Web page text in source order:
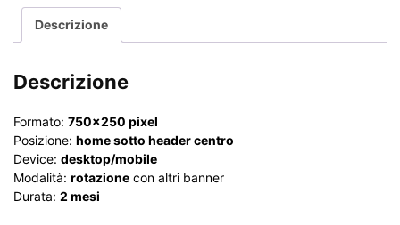
MESI
quantità
Descrizione
Descrizione
Formato: 750×250 pixel
Posizione: home sotto header centro
Device: desktop/mobile
Modalità: rotazione con altri banner
Durata: 2 mesi